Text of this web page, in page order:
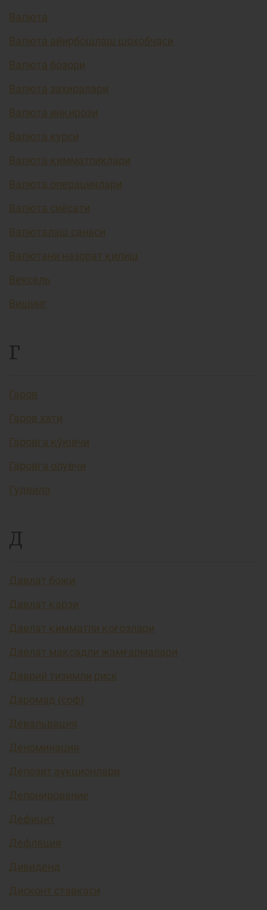
Валюта
Валюта айирбошлаш шохобчаси
Валюта бозори
Валюта заҳиралари
Валюта инқирози
Валюта курси
Валюта қимматликлари
Валюта операциялари
Валюта сиёсати
Валюталаш санаси
Валютани назорат қилиш
Вексель
Вишинг
Г
Гаров
Гаров хати
Гаровга қўювчи
Гаровга олувчи
Гудвилл
Д
Давлат божи
Давлат қарзи
Давлат қимматли қоғозлари
Давлат мақсадли жамғармалари
Даврий тизимли риск
Даромад (соф)
Девальвация
Деноминация
Депозит аукционлари
Депонирование
Дефицит
Дефляция
Дивиденд
Дисконт ставкаси